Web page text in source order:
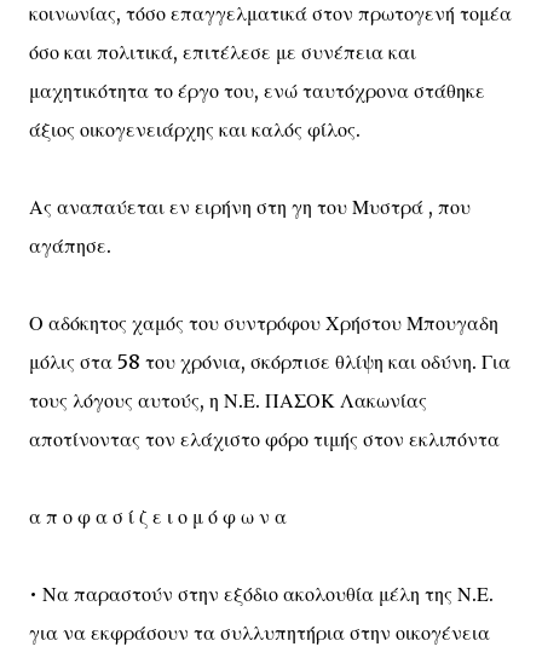
κοινωνίας, τόσο επαγγελματικά στον πρωτογενή τομέα
όσο και πολιτικά, επιτέλεσε με συνέπεια και
μαχητικότητα το έργο του, ενώ ταυτόχρονα στάθηκε
άξιος οικογενειάρχης και καλός φίλος.
Ας αναπαύεται εν ειρήνη στη γη του Μυστρά , που
αγάπησε.
Ο αδόκητος χαμός του συντρόφου Χρήστου Μπουγαδη
μόλις στα 58 του χρόνια, σκόρπισε θλίψη και οδύνη. Για
τους λόγους αυτούς, η Ν.Ε. ΠΑΣΟΚ Λακωνίας
αποτίνοντας τον ελάχιστο φόρο τιμής στον εκλιπόντα
α π ο φ α σ ί ζ ε ι ο μ ό φ ω ν α
• Να παραστούν στην εξόδιο ακολουθία μέλη της Ν.Ε.
για να εκφράσουν τα συλλυπητήρια στην οικογένεια